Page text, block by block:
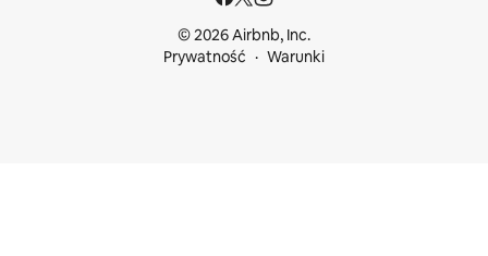
© 2026 Airbnb, Inc.
Prywatność
Warunki